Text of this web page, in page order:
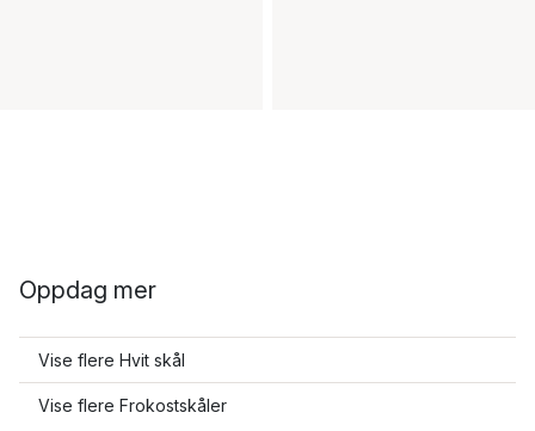
Oppdag mer
Vise flere Hvit skål
Vise flere Frokostskåler